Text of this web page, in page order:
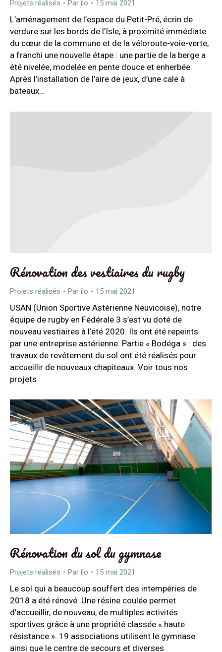
Projets réalisés Par ilo 15 mai 2021
L’aménagement de l’espace du Petit-Pré, écrin de
verdure sur les bords de l’Isle, à proximité immédiate
du cœur de la commune et de la véloroute-voie-verte,
a franchi une nouvelle étape : une partie de la berge a
été nivelée, modelée en pente douce et enherbée.
Après l’installation de l’aire de jeux, d’une cale à
bateaux…
Rénovation des vestiaires du rugby
Projets réalisés Par ilo 15 mai 2021
USAN (Union Sportive Astérienne Neuvicoise), notre
équipe de rugby en Fédérale 3 s’est vu doté de
nouveau vestiaires à l’été 2020. Ils ont été repeints
par une entreprise astérienne. Partie « Bodéga » : des
travaux de revêtement du sol ont été réalisés pour
accueillir de nouveaux chapiteaux. Voir tous nos
projets
Rénovation du sol du gymnase
Projets réalisés Par ilo 15 mai 2021
Le sol qui a beaucoup souffert des intempéries de
2018 a été rénové. Une résine coulée permet
d’accueillir, de nouveau, de multiples activités
sportives grâce à une propriété classée « haute
résistance ». 19 associations utilisent le gymnase
ainsi que le centre de secours et diverses